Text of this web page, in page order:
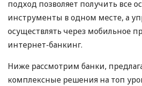
подход позволяет получить все
инструменты в одном месте, а
осуществлять через мобильное
интернет-банкинг.
Ниже рассмотрим банки,
комплексные решения на топ